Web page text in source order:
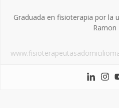
Graduada en fisioterapia por la
Ramon